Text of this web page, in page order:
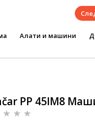
Алати и машини
PP 45IM8